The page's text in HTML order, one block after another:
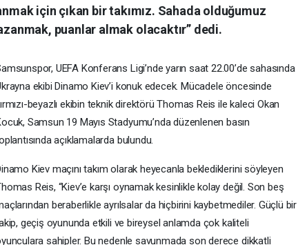
için çıkan bir takımız. Sahada olduğumuz
puanlar almak olacaktır” dedi.
UEFA Konferans Ligi’nde yarın saat 22.00’de sahasında
ekibi Dinamo Kiev’i konuk edecek. Mücadele öncesinde
beyazlı ekibin teknik direktörü Thomas Reis ile kaleci Okan
Samsun 19 Mayıs Stadyumu’nda düzenlenen basın
açıklamalarda bulundu.
Kiev maçını takım olarak heyecanla beklediklerini söyleyen
Reis, “Kiev’e karşı oynamak kesinlikle kolay değil. Son beş
beraberlikle ayrılsalar da hiçbirini kaybetmediler. Güçlü bir
geçiş oyununda etkili ve bireysel anlamda çok kaliteli
sahipler. Bu nedenle savunmada son derece dikkatli